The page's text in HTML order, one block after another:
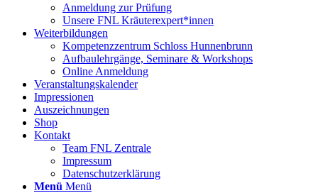
Anmeldung zur Prüfung
Unsere FNL Kräuterexpert*innen
Weiterbildungen
Kompetenzzentrum Schloss Hunnenbrunn
Aufbaulehrgänge, Seminare & Workshops
Online Anmeldung
Veranstaltungskalender
Impressionen
Auszeichnungen
Shop
Kontakt
Team FNL Zentrale
Impressum
Datenschutzerklärung
Menü Menü